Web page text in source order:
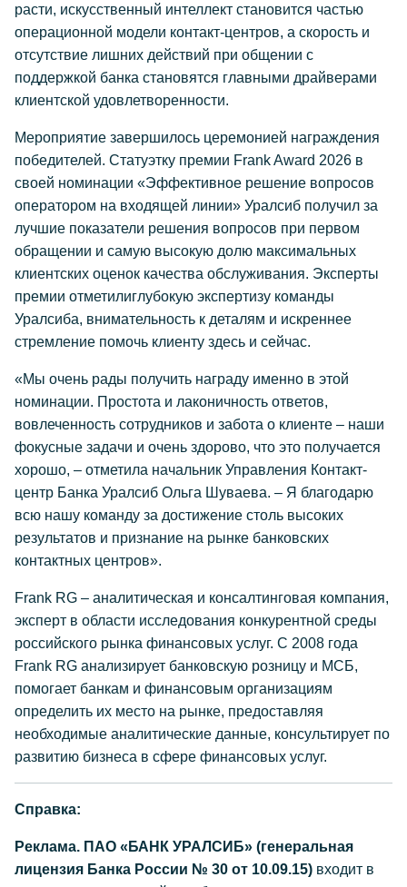
расти, искусственный интеллект становится частью
операционной модели контакт-центров, а скорость и
отсутствие лишних действий при общении с
поддержкой банка становятся главными драйверами
клиентской удовлетворенности.
Мероприятие завершилось церемонией награждения
победителей. Статуэтку премии Frank Award 2026 в
своей номинации «Эффективное решение вопросов
оператором на входящей линии» Уралсиб получил за
лучшие показатели решения вопросов при первом
обращении и самую высокую долю максимальных
клиентских оценок качества обслуживания. Эксперты
премии отметилиглубокую экспертизу команды
Уралсиба, внимательность к деталям и искреннее
стремление помочь клиенту здесь и сейчас.
«Мы очень рады получить награду именно в этой
номинации. Простота и лаконичность ответов,
вовлеченность сотрудников и забота о клиенте – наши
фокусные задачи и очень здорово, что это получается
хорошо, – отметила начальник Управления Контакт-
центр Банка Уралсиб Ольга Шуваева. – Я благодарю
всю нашу команду за достижение столь высоких
результатов и признание на рынке банковских
контактных центров».
Frank RG – аналитическая и консалтинговая компания,
эксперт в области исследования конкурентной среды
российского рынка финансовых услуг. С 2008 года
Frank RG анализирует банковскую розницу и МСБ,
помогает банкам и финансовым организациям
определить их место на рынке, предоставляя
необходимые аналитические данные, консультирует по
развитию бизнеса в сфере финансовых услуг.
Справка:
Реклама. ПАО «БАНК УРАЛСИБ» (генеральная
лицензия Банка России № 30 от 10.09.15) входит в